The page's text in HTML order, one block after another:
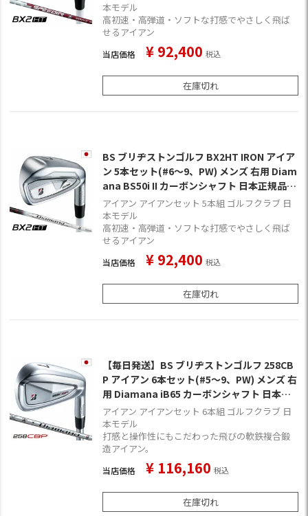
本モデル
高初速・高弾道・ソフトな打感でやさしく飛ば
せるアイアン
当店価格 ¥ 92,400 税込
在庫切れ
BS ブリヂストンゴルフ BX2HT IRON アイア
ン 5本セット(#6～9、PW) メンズ 右用 Diam
ana BS50i II カーボンシャフト 日本正規品 2
025年モデル ゴルフクラブ
アイアン アイアンセット 5本組 ゴルフクラブ 日
本モデル
高初速・高弾道・ソフトな打感でやさしく飛ば
せるアイアン
当店価格 ¥ 92,400 税込
在庫切れ
【毎日発送】BS ブリヂストンゴルフ 258CB
P アイアン 6本セット(#5～9、PW) メンズ 右
用 Diamana iB65 カーボンシャフト 日本正
規品 2025年モデル
アイアン アイアンセット 6本組 ゴルフクラブ 日
本モデル
打感と操作性にもこだわった飛びの軟鉄複合鍛
造アイアン。
当店価格 ¥ 116,160 税込
在庫切れ